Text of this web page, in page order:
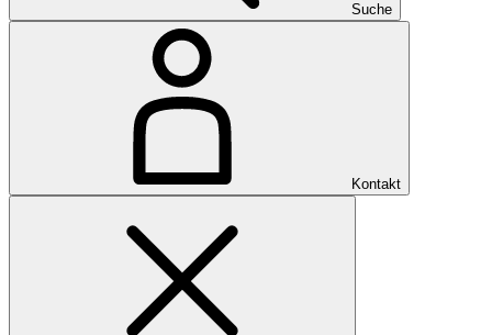
Suche
Kontakt